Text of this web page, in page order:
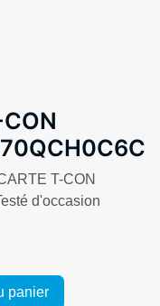
T-CON
d'occasion
panier